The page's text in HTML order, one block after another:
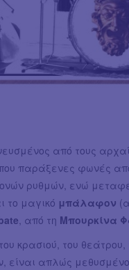
από τους
παράξενες φωνές
ρυθμών, ενώ
το μαγικό μπάλαφον
, από τη Μπουρκίνα
του κρασιού, του
είναι απλώς